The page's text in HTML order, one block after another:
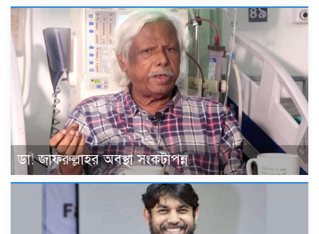
ডা. জাফরুল্লাহর অবস্থা সংকটাপন্ন